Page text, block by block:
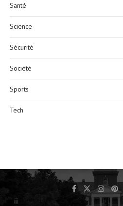
Santé
Science
Sécurité
Société
Sports
Tech